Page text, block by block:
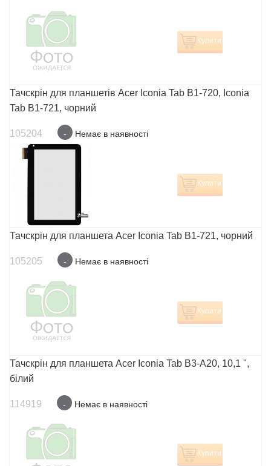
Купити
Тачскрін для планшетів Acer Iconia Tab B1-720, Iconia
Tab B1-721, чорний
105204 - Немає в наявності
Купити
Тачскрін для планшета Acer Iconia Tab B1-721, чорний
105205 - Немає в наявності
Купити
Тачскрін для планшета Acer Iconia Tab B3-A20, 10,1 ",
білий
114919 - Немає в наявності
Купити